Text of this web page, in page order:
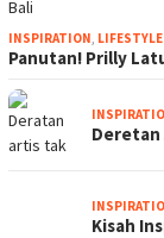
INSPIRATION LIFESTYLE
Panutan! Prilly
Deretan
Kisah